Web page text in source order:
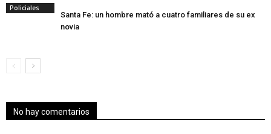
Policiales
Santa Fe: un hombre mató a cuatro familiares de su ex
novia
No hay comentarios